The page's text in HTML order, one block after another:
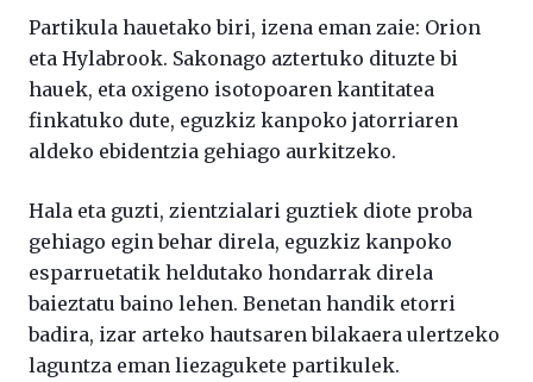
Partikula hauetako biri, izena eman zaie: Orion
eta Hylabrook. Sakonago aztertuko dituzte bi
hauek, eta oxigeno isotopoaren kantitatea
finkatuko dute, eguzkiz kanpoko jatorriaren
aldeko ebidentzia gehiago aurkitzeko.
Hala eta guzti, zientzialari guztiek diote proba
gehiago egin behar direla, eguzkiz kanpoko
esparruetatik heldutako hondarrak direla
baieztatu baino lehen. Benetan handik etorri
badira, izar arteko hautsaren bilakaera ulertzeko
laguntza eman liezagukete partikulek.